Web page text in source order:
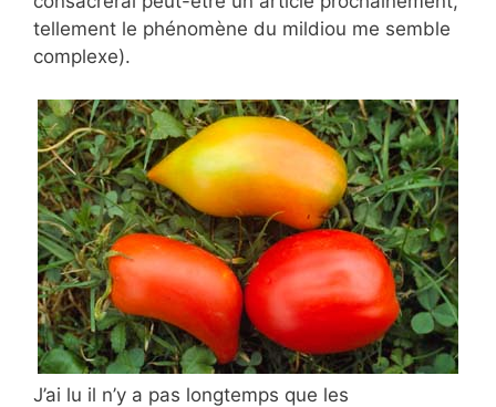
tellement le phénomène du mildiou me semble
complexe).
J’ai lu il n’y a pas longtemps que les